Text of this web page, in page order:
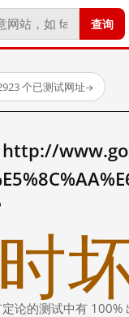
查询
个已测试网址→
http://
坏
的测试中有 100%